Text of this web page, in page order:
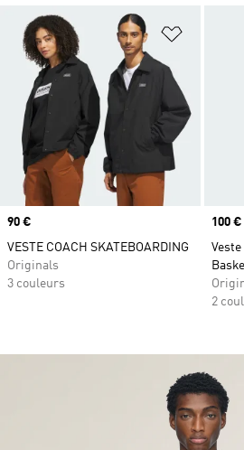
Ajouter
Prix
90 €
VESTE COACH SKATEBOARDING
Originals
3 couleurs
Prix
100 €
2